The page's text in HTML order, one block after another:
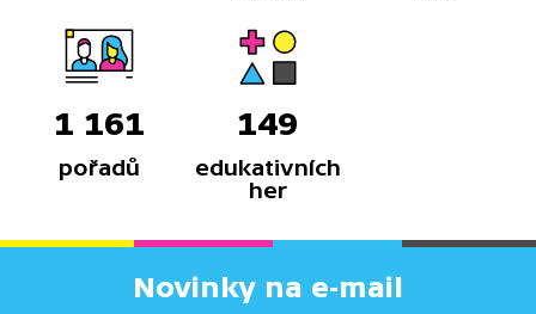
1 161
pořadů
149
edukativních
her
Novinky na e-mail